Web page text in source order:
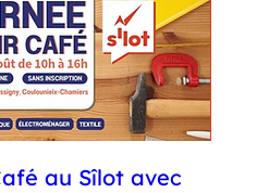
au Sîlot avec